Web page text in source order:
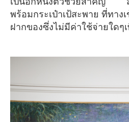
พร้อมกระเป๋าเป้สะพาย ที่ทาง
ฝากของซึ่งไม่มีค่าใช้จ่ายใดๆ